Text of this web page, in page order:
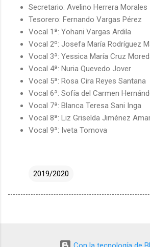
Secretario: Avelino Herrera Morales
Tesorero: Fernando Vargas Pérez
Vocal 1ª: Yohani Vargas Ardila
Vocal 2º: Josefa María Rodríguez
Vocal 3ª: Yessica María Cruz
Vocal 4ª: Nuria Quevedo Jover
Vocal 5ª: Rosa Cira Reyes Santana
Vocal 6ª: Sofía del Carmen
Vocal 7ª: Blanca Teresa Sani Inga
Vocal 8ª: Liz Griselda Jiménez
Vocal 9ª: Iveta Tomova
2019/2020